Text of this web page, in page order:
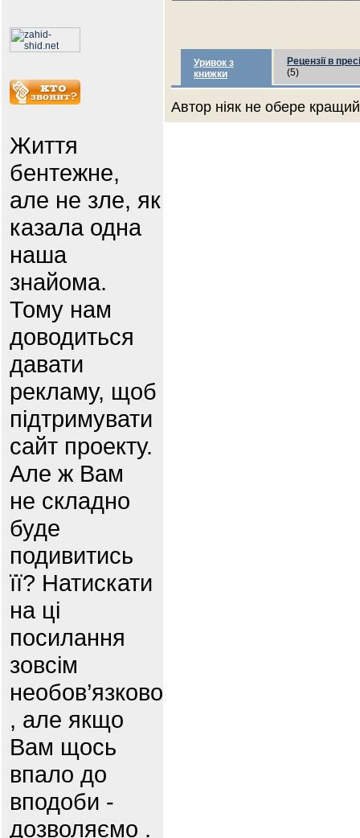
Життя
бентежне,
але не зле, як
казала одна
наша
знайома.
Тому нам
доводиться
давати
рекламу, щоб
підтримувати
сайт проекту.
Але ж Вам
не складно
буде
подивитись
її? Натискати
на ці
посилання
зовсім
необов’язково
, але якщо
Вам щось
впало до
вподоби -
дозволяємо .
Уривок з
книжки
Рецензії в пресі
(5)
Автор ніяк не обере